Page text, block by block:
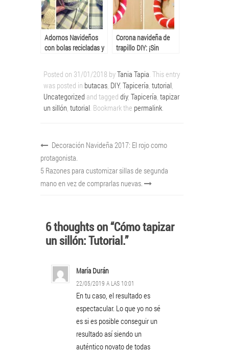
Adornos Navideños
con bolas recicladas y
Corona navideña de
trapillo DIY: ¡Sin
Posted on 31/01/2018 byTania Tapia . This entry
was posted in butacas DIY, Tapicería tutorial
Uncategorized and tagged diy, Tapicería tapizar
un sillón tutorial . Bookmark the permalink
Decoración Navideña 2017: El rojo como
protagonista.
5 Razones para customizar sillas de segunda
mano en vez de comprarlas nuevas.
6 thoughts on “Cómo tapizar
un sillón: Tutorial.”
María Durán
22/05/2019 A LAS 10:01
En tu caso, el resultado es
espectacular. Lo que yo no sé
es si es posible conseguir un
resultado así siendo un
auténtico novato de todas